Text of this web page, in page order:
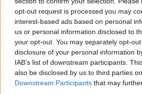
opt-out request is processed you may
interest-based ads based on personal
us or personal information disclosed to
your opt-out. You may separately opt-
disclosure of your personal information
IAB’s list of downstream participants.
also be disclosed by us to third parties
Downstream Participants that may